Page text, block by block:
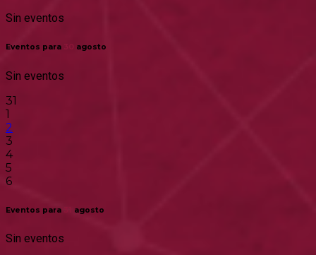
Sin eventos
Eventos para agosto
Sin eventos
31
1
2
3
4
5
6
Eventos para agosto
Sin eventos